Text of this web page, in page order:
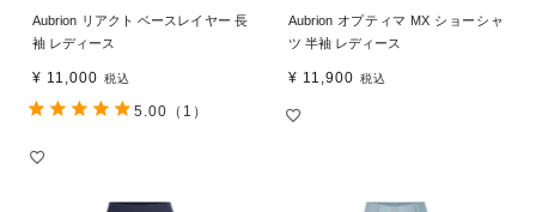
Aubrion リアクト ベースレイヤー 長
袖 レディース
¥ 11,000 税込
5.00 （1）
Aubrion オプティマ MX ショーシャ
ツ 半袖 レディース
¥ 11,900 税込